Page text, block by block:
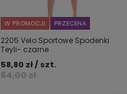
W PROMOCJI PRZECENA
2205 Velo Sportowe Spodenki
Teyli- czarne
84,00 zł
58,80 zł / szt.